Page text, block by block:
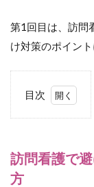
第1回目は、訪問
け対策のポイン
目次
看
護
で
訪問看護で
方